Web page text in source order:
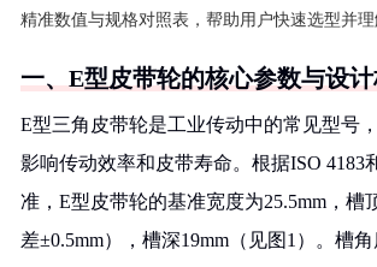
精准数值与规格对照表，帮助用户快速选型并理
一、E型皮带轮的核心参数与设
E型三角皮带轮是工业传动中的常见型号
影响传动效率和皮带寿命。根据ISO 4183
准，E型皮带轮的基准宽度为25.5mm，槽
差±0.5mm），槽深19mm（见图1）。槽角